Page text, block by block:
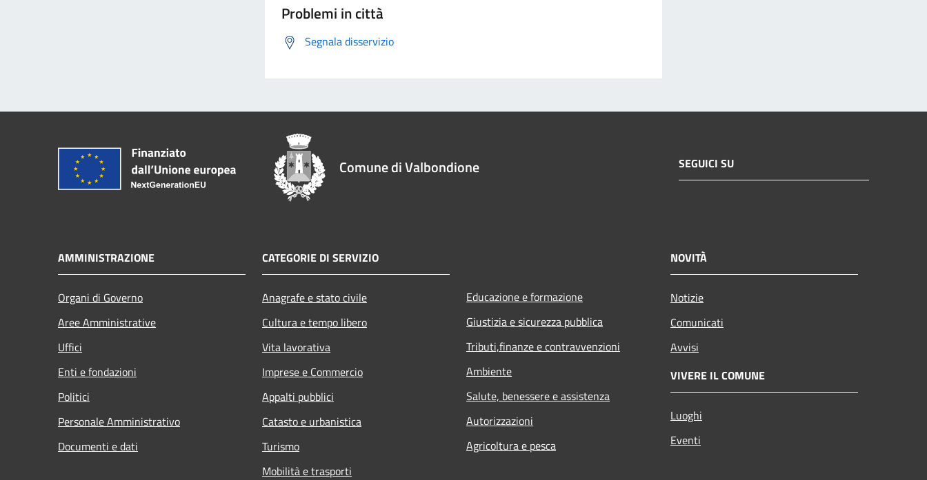
Problemi in città
Segnala disservizio
Comune di Valbondione SEGUICI SU
AMMINISTRAZIONE
Organi di Governo
Aree Amministrative
Uffici
Enti e fondazioni
Politici
Personale Amministrativo
Documenti e dati
CATEGORIE DI SERVIZIO
Anagrafe e stato civile
Cultura e tempo libero
Vita lavorativa
Imprese e Commercio
Appalti pubblici
Catasto e urbanistica
Turismo
Mobilità e trasporti
Educazione e formazione
Giustizia e sicurezza pubblica
Tributi,finanze e contravvenzioni
Ambiente
Salute, benessere e assistenza
Autorizzazioni
Agricoltura e pesca
NOVITÀ
Notizie
Comunicati
Avvisi
VIVERE IL COMUNE
Luoghi
Eventi